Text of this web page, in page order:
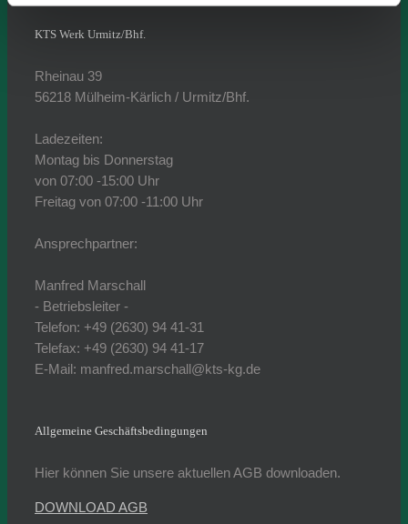
KTS Werk Urmitz/Bhf.
Rheinau 39
56218 Mülheim-Kärlich / Urmitz/Bhf.
Ladezeiten:
Montag bis Donnerstag
von 07:00 -15:00 Uhr
Freitag von 07:00 -11:00 Uhr
Ansprechpartner:
Manfred Marschall
- Betriebsleiter -
Telefon: +49 (2630) 94 41-31
Telefax: +49 (2630) 94 41-17
E-Mail: manfred.marschall@kts-kg.de
Allgemeine Geschäftsbedingungen
Hier können Sie unsere aktuellen AGB downloaden.
DOWNLOAD AGB